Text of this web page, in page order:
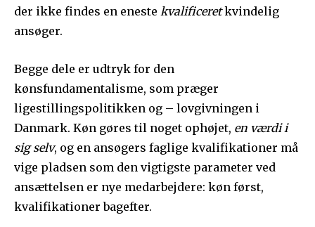
der ikke findes en eneste kvalificeretkvindelig
ansøger.
Begge dele er udtryk for den
kønsfundamentalisme, som præger
ligestillingspolitikken og – lovgivningen i
Danmark. Køn gøres til noget ophøjet, en værdi i
sig selv, og en ansøgers faglige kvalifikationer må
vige pladsen som den vigtigste parameter ved
ansættelsen er nye medarbejdere: køn først,
kvalifikationer bagefter.